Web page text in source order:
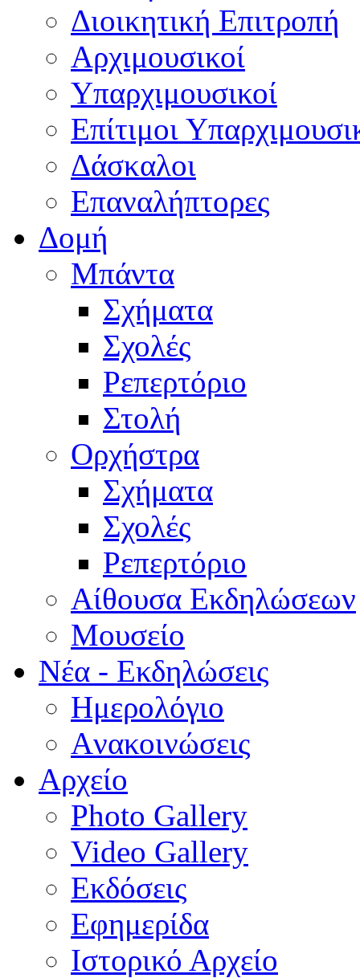
Διοικητική Επιτροπή
Aρχιμουσικοί
Υπαρχιμουσικοί
Επίτιμοι
Δάσκαλοι
Επαναλήπτορες
Δομή
Μπάντα
Σχήματα
Σχολές
Ρεπερτόριο
Στολή
Ορχήστρα
Σχήματα
Σχολές
Ρεπερτόριο
Aίθουσα Εκδηλώσεων
Μουσείο
Νέα - Εκδηλώσεις
Ημερολόγιο
Aνακοινώσεις
Αρχείο
Photo Gallery
Video Gallery
Εκδόσεις
Εφημερίδα
Ιστορικό Αρχείο